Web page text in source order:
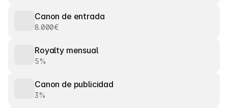
Canon de entrada
8.000€
Royalty mensual
5%
Canon de publicidad
3%